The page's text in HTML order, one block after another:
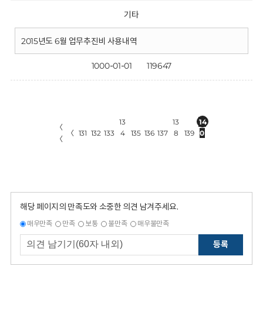
기타
2015년도 6월 업무추진비 사용내역
1000-01-01 119647
〈
〈
〈 131 132 133
13
4
135 136 137
13
8
139
14
0
해당 페이지의 만족도와 소중한 의견 남겨주세요.
매우만족 만족 보통 불만족 매우불만족
등록